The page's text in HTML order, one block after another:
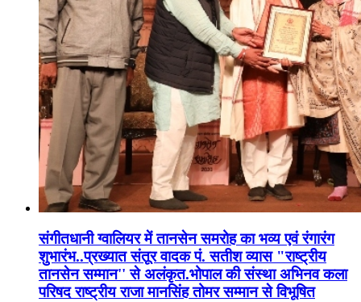
संगीतधानी ग्वालियर में तानसेन समरोह का भव्य एवं रंगारंग
शुभारंभ..प्रख्यात संतूर वादक पं. सतीश व्यास "राष्ट्रीय
तानसेन सम्मान'' से अलंकृत.भोपाल की संस्था अभिनव कला
परिषद राष्ट्रीय राजा मानसिंह तोमर सम्मान से विभूषित